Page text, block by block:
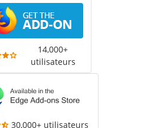
14,000+
utilisateurs
30,000+ utilisateurs